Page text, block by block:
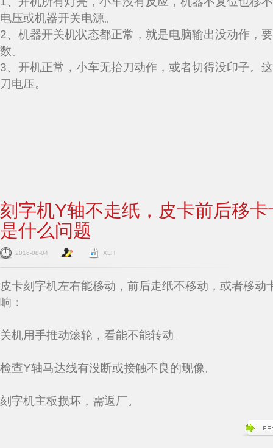
电压或机器开关电源。
2、机器开关机状态都正常，就是电脑输出没动作，
数。
3、开机正常，小车无抬刀动作，或者切得没印子。
刀电压。
刻字机Y轴不走纸，皮卡前后移卡
是什么问题
2016-08-04 XLH
皮卡刻字机左右能移动，前后走纸不移动，或者移动
响：
关机用手推动滚轮，看能不能转动。
检查Y轴马达线有没断或接触不良的现像。
刻字机主板损坏，需返厂。